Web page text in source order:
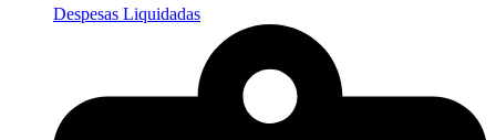
Despesas Liquidadas